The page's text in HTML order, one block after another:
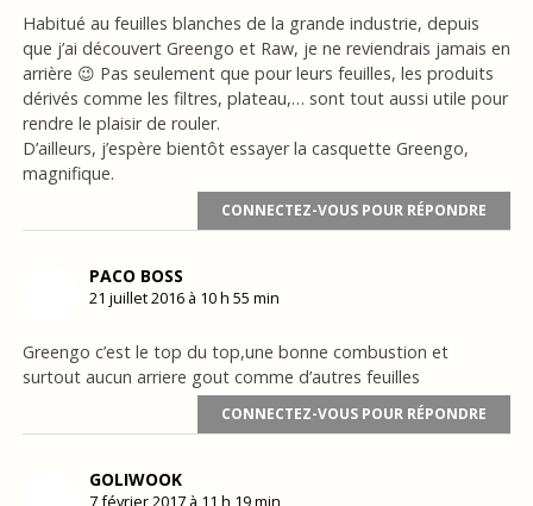
Habitué au feuilles blanches de la grande industrie, depuis
que j’ai découvert Greengo et Raw, je ne reviendrais jamais en
arrière 😉 Pas seulement que pour leurs feuilles, les produits
dérivés comme les filtres, plateau,… sont tout aussi utile pour
rendre le plaisir de rouler.
D’ailleurs, j’espère bientôt essayer la casquette Greengo,
magnifique.
CONNECTEZ-VOUS POUR RÉPONDRE
PACO BOSS
21 juillet 2016 à 10 h 55 min
Greengo c’est le top du top,une bonne combustion et
surtout aucun arriere gout comme d’autres feuilles
CONNECTEZ-VOUS POUR RÉPONDRE
GOLIWOOK
7 février 2017 à 11 h 19 min